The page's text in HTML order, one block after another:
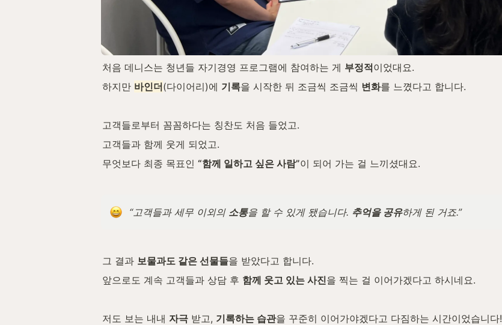
처음 데니스는 청년들 자기경영 프로그램에 참여하는 게 부정적이었대요.
하지만 바인더(다이어리)에 기록을 시작한 뒤 조금씩 조금씩 변화를 느꼈다고 합니다.
고객들로부터 꼼꼼하다는 칭찬도 처음 들었고.
고객들과 함께 웃게 되었고.
무엇보다 최종 목표인 “함께 일하고 싶은 사람”이 되어 가는 걸 느끼셨대요.
“고객들과 세무 이외의 소통을 할 수 있게 됐습니다. 추억을 공유하게 된 거죠.”
그 결과 보물과도 같은 선물들을 받았다고 합니다.
앞으로도 계속 고객들과 상담 후 함께 웃고 있는 사진을 찍는 걸 이어가겠다고 하시네요.
저도 보는 내내 자극 받고, 기록하는 습관을 꾸준히 이어가야겠다고 다짐하는 시간이었습니다!